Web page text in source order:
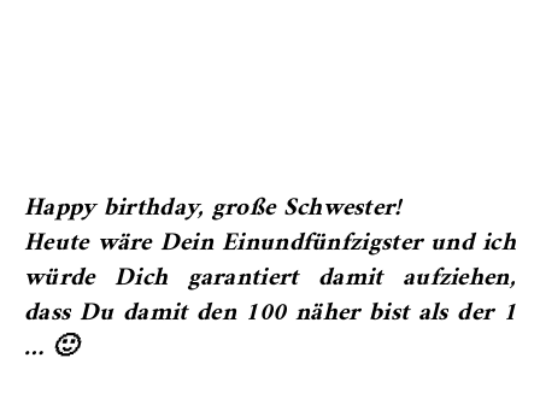
Happy birthday, große Schwester!
Heute wäre Dein Einundfünfzigster und ich
würde Dich garantiert damit aufziehen,
dass Du damit den 100 näher bist als der 1
… 🙂